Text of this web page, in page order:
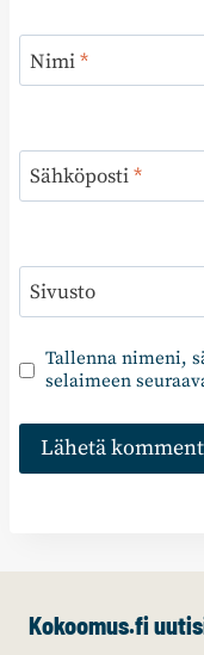
Nimi*
Sähköposti*
Sivusto
Tallenna nimeni,
selaimeen
Kokoomus.fi